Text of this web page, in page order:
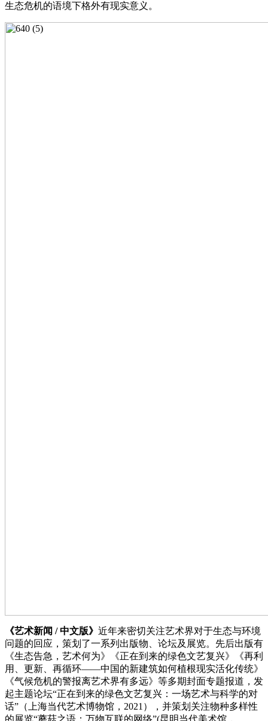
生态危机的语境下格外有现实意义。
《艺术新闻 / 中文版》 近年来密切关注艺术界对于生态与环境
问题的回应，策划了一系列出版物、论坛及展览。先后出版有
《生态告急，艺术何为》《正在到来的绿色文艺复兴》《再利
用、更新、再循环——中国的新建筑如何植根现实活化传统》
《气候危机的警报离艺术界有多远》等多期封面专题报道，发
起主题论坛“正在到来的绿色文艺复兴：一场艺术与科学的对
话”（上海当代艺术博物馆，2021），并策划关注物种多样性
的展览“蘑菇之语：万物互联的网络”(昆明当代美术馆，